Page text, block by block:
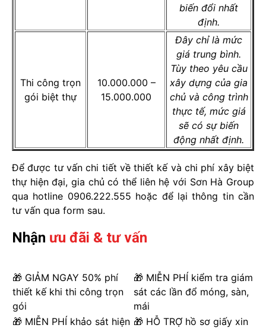
biến đổi nhất
định.
Thi công trọn
gói biệt thự
10.000.000 –
15.000.000
Đây chỉ là mức
giá trung bình.
Tùy theo yêu cầu
xây dựng của gia
chủ và công trình
thực tế, mức giá
sẽ có sự biến
động nhất định.
Để được tư vấn chi tiết về thiết kế và chi phí xây biệt
thự hiện đại, gia chủ có thể liên hệ với Sơn Hà Group
qua hotline 0906.222.555 hoặc để lại thông tin cần
tư vấn qua form sau.
Nhận ưu đãi & tư vấn
🎁 GIẢM NGAY 50% phí
thiết kế khi thi công trọn
gói
🎁 MIỄN PHÍ kiểm tra giám
sát các lần đổ móng, sàn,
mái
🎁 MIỄN PHÍ khảo sát hiện 🎁 HỖ TRỢ hồ sơ giấy xin